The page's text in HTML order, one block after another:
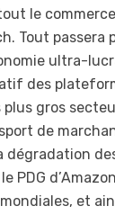
le
Tout passera
ultra-
des
plus gros
de
dégradation
PDG
et